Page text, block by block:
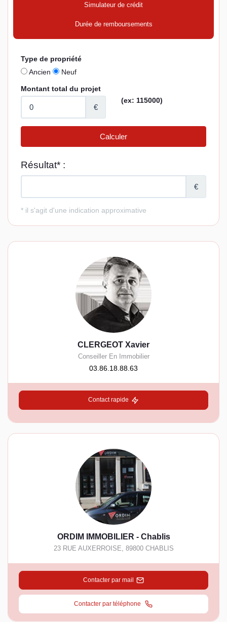
Simulateur de crédit
Durée de remboursements
CLERGEOT Xavier
Conseiller En Immobilier
03.86.18.88.63
Contact rapide
ORDIM IMMOBILIER - Chablis
23 RUE AUXERROISE 89800 CHABLIS
Contacter par mail
Contacter par téléphone